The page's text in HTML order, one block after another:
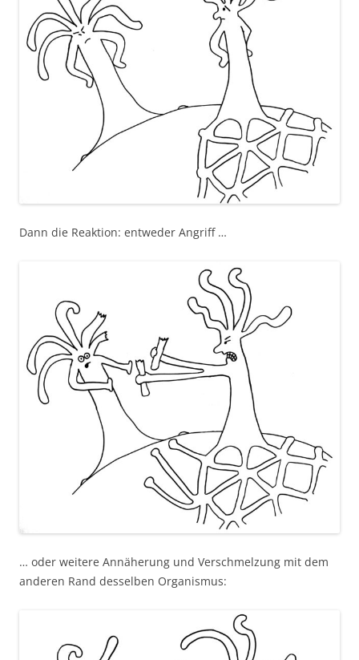
Dann die Reaktion: entweder Angriff …
… oder weitere Annäherung und Verschmelzung mit dem
anderen Rand desselben Organismus: